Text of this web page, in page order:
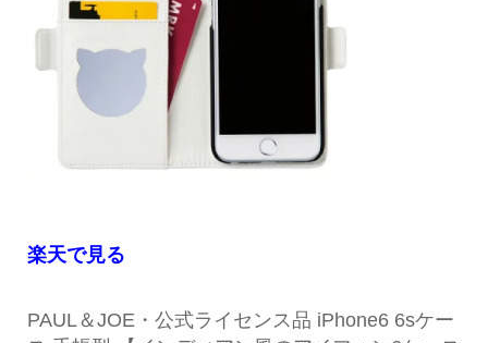
楽天で見る
PAUL＆JOE・公式ライセンス品 iPhone6 6sケー